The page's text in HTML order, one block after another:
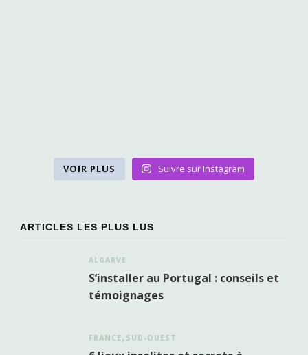
VOIR PLUS Suivre sur Instagram
ARTICLES LES PLUS LUS
ALGARVE
S’installer au Portugal : conseils et
témoignages
FRANCE SUD-OUEST